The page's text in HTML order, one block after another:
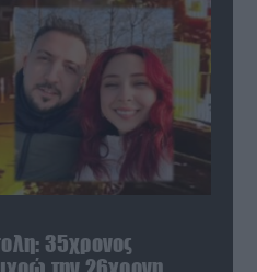
35χρονος